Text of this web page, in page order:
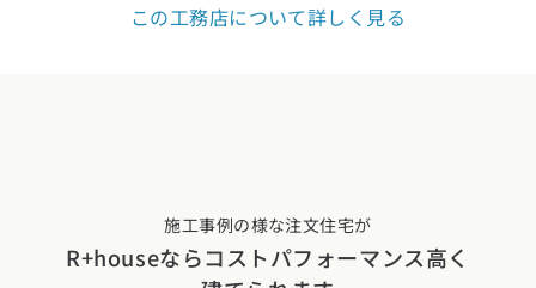
建てられます
部材を安く仕入れられるしくみ